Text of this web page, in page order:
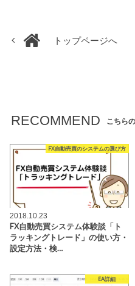
トップページへ
RECOMMEND こちら
FX自動売買のシステムの選び方
2018.10.23
FX自動売買システム体験談「ト
ラッキングトレード」の使い方・
設定方法・検…
EA詳細